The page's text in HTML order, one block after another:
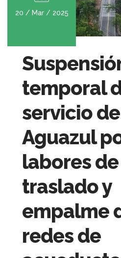
20 / Mar / 2025
temporal
servicio
Aguazul
labores de
traslado y
empalme
redes de